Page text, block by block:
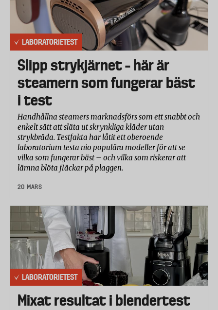
LABORATORIETEST
Slipp strykjärnet – här är
steamern som fungerar bäst
i test
Handhållna steamers marknadsförs som ett snabbt och
enkelt sätt att släta ut skrynkliga kläder utan
strykbräda. Testfakta har låtit ett oberoende
laboratorium testa nio populära modeller för att se
vilka som fungerar bäst – och vilka som riskerar att
lämna blöta fläckar på plaggen.
20 MARS
LABORATORIETEST
Mixat resultat i blendertest